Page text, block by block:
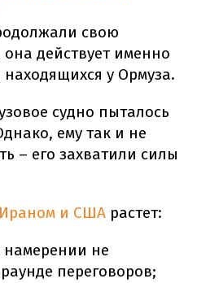
свою
действует именно
у Ормуза.
судно пыталось
ему так и не
– его захватили силы
Ираном и США растет:
намерении не
переговоров;